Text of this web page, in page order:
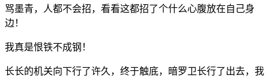
骂墨青，人都不会招，看看这都招了个什么心腹放在自己身
边！
我真是恨铁不成钢！
长长的机关向下行了许久，终于触底，暗罗卫长行了出去，我